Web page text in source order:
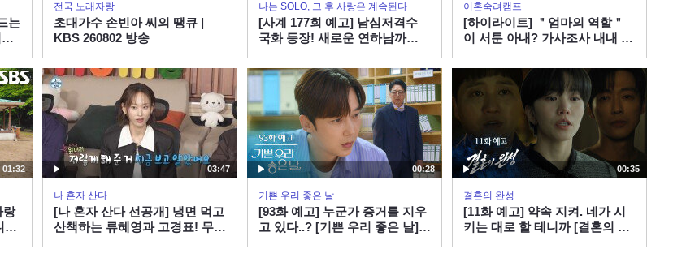
[선공개] 열무 사러 나왔다
가 영원히 직진만 하는 이
정현. 7년 만의 운전.. 집에
는 갈 수 있을까 | KBS 방송
00:54
[332회 예고] 윤주모를 찾
아간 이찬원! 그리고 가수
지승현&프로듀서 영탁의
고된 떡볶이 음원 녹음 현
장! | KBS 방송
[선공개] 이찬원을 심쿵하
게 한 그녀?! “잃어버린 누
나를 찾은 느낌🩷” | KBS 방
송
는
전국 노래자랑
초대가수 손빈아 씨의 땡큐 |
KBS 260802 방송
나는 SOLO, 그 후 사랑은 계속된다
[사계 177회 예고] 남심저격수
국화 등장! 새로운 연하남까
사계 EP.177ㅣSBS PLUS X
ENAㅣ목요일 밤 10시 30분
이혼숙려캠프
[하이라이트] ＂엄마의 역할＂
이 서툰 아내? 가사조사 내내 매
는 서장훈 | JTBC 260806 방송
01:32
랑
＞
03:47
나 혼자 산다
[나 혼자 산다 선공개] 냉면 먹고
산책하는 류혜영과 고경표! 무심
00:28
기쁜 우리 좋은 날
[93화 예고] 누군가 증거를 지우
고 있다..? [기쁜 우리 좋은 날] |
00:35
결혼의 완성
[11화 예고] 약속 지켜. 네가 시
키는 대로 할 테니까 [결혼의 완